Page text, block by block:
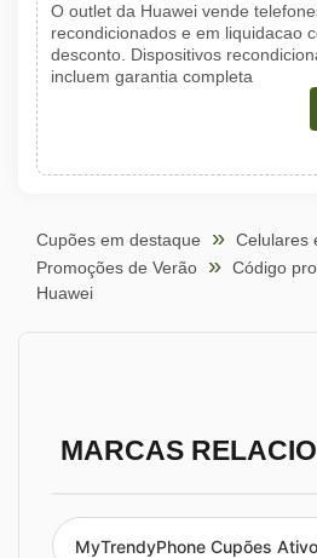
O outlet da Huawei vende
recondicionados e em liquidacao
desconto. Dispositivos
incluem garantia completa
Cupões em destaque
Celulares
Promoções de Verão
Código
Huawei
MARCAS
MyTrendyPhone Cupões